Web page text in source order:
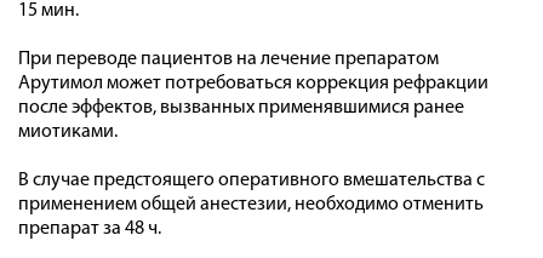
15 мин.
При переводе пациентов на лечение препаратом
Арутимол может потребоваться коррекция рефракции
после эффектов, вызванных применявшимися ранее
миотиками.
В случае предстоящего оперативного вмешательства с
применением общей анестезии, необходимо отменить
препарат за 48 ч.